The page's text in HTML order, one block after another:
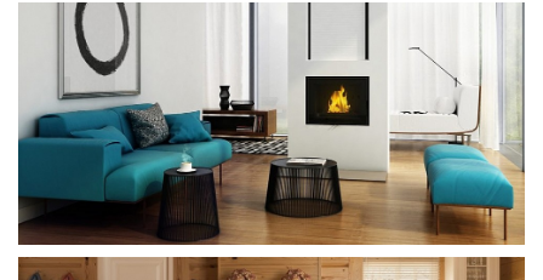
На фотографии внизу угловая топка Zibi (Kratki).
Фронтальное стекло 750 мм.
Нажмите, чтобы узнать на топку с боковым стеклом zibi
у поставщика